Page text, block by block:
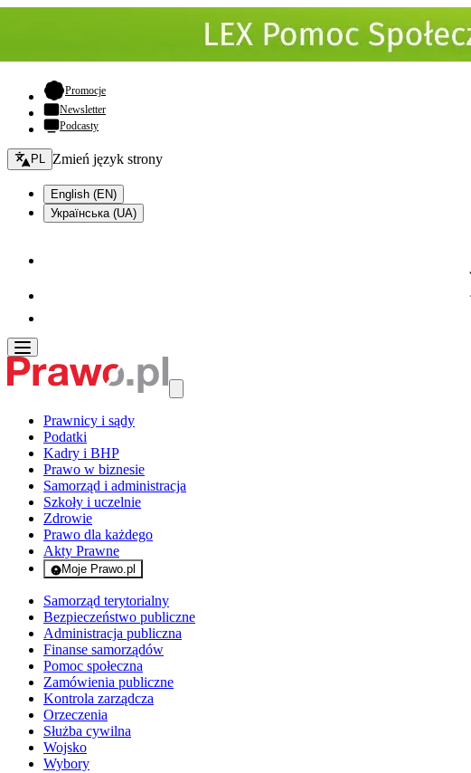
Promocje- otwiera się w nowej karcie
Newsletter
Podcasty
Zmień język - bieżący:
PL Zmień język strony
English (EN)
Українська (UA)
Prawnicy i sądy
Podatki
Kadry i BHP
Prawo w biznesie
Samorząd i administracja
Szkoły i uczelnie
Zdrowie
Prawo dla każdego
Akty Prawne
Moje Prawo.pl
- rejestracja i logowanie do serwisu
Samorząd terytorialny
Bezpieczeństwo publiczne
Administracja publiczna
Finanse samorządów
Pomoc społeczna
Zamówienia publiczne
Kontrola zarządcza
Orzeczenia
Służba cywilna
Wojsko
Wybory